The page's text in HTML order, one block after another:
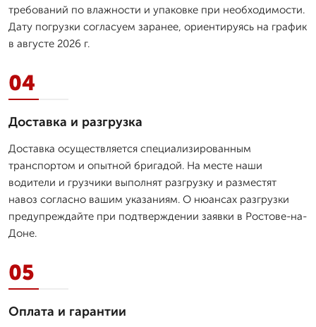
требований по влажности и упаковке при необходимости.
Дату погрузки согласуем заранее, ориентируясь на график
в августе 2026 г.
04
Доставка и разгрузка
Доставка осуществляется специализированным
транспортом и опытной бригадой. На месте наши
водители и грузчики выполнят разгрузку и разместят
навоз согласно вашим указаниям. О нюансах разгрузки
предупреждайте при подтверждении заявки в Ростове-на-
Доне.
05
Оплата и гарантии